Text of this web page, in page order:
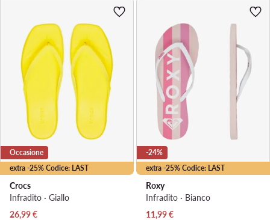
extra -25% Codice: LAST
Occasione
Crocs
Infradito · Giallo
Prezzo attuale
26,99€
extra -25% Codice: LAST
-24%
Roxy
Infradito · Bianco
Prezzo attuale
11,99€